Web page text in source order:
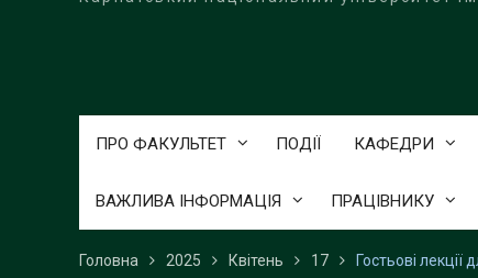
ПРО ФАКУЛЬТЕТ ПОДІЇ КАФЕДРИ
ВАЖЛИВА ІНФОРМАЦІЯ ПРАЦІВНИКУ
Головна 2025 Квітень 17 Гостьові лекції